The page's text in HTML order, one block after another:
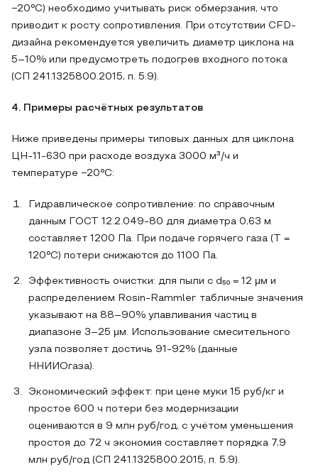
−20°C) необходимо учитывать риск обмерзания, что
приводит к росту сопротивления. При отсутствии CFD-
дизайна рекомендуется увеличить диаметр циклона на
5–10% или предусмотреть подогрев входного потока
(СП 241.1325800.2015, п. 5.9).
4. Примеры расчётных результатов
Ниже приведены примеры типовых данных для циклона
ЦН‑11‑630 при расходе воздуха 3000 м³/ч и
температуре −20°C:
Гидравлическое сопротивление: по справочным
данным ГОСТ 12.2.049‑80 для диаметра 0,63 м
составляет 1200 Па. При подаче горячего газа (T =
120°C) потери снижаются до 1100 Па.
Эффективность очистки: для пыли с d₅₀ = 12 μм и
распределением Rosin‑Rammler табличные значения
указывают на 88–90% улавливания частиц в
диапазоне 3–25 μм. Использование смесительного
узла позволяет достичь 91-92% (данные
ННИИОгаза).
Экономический эффект: при цене муки 15 руб/кг и
простое 600 ч потери без модернизации
оцениваются в 9 млн руб/год, с учётом уменьшения
простоя до 72 ч экономия составляет порядка 7,9
млн руб/год (СП 241.1325800.2015, п. 5.9).